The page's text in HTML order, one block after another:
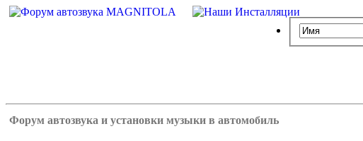
Форум автозвука и установки музыки в автомобиль